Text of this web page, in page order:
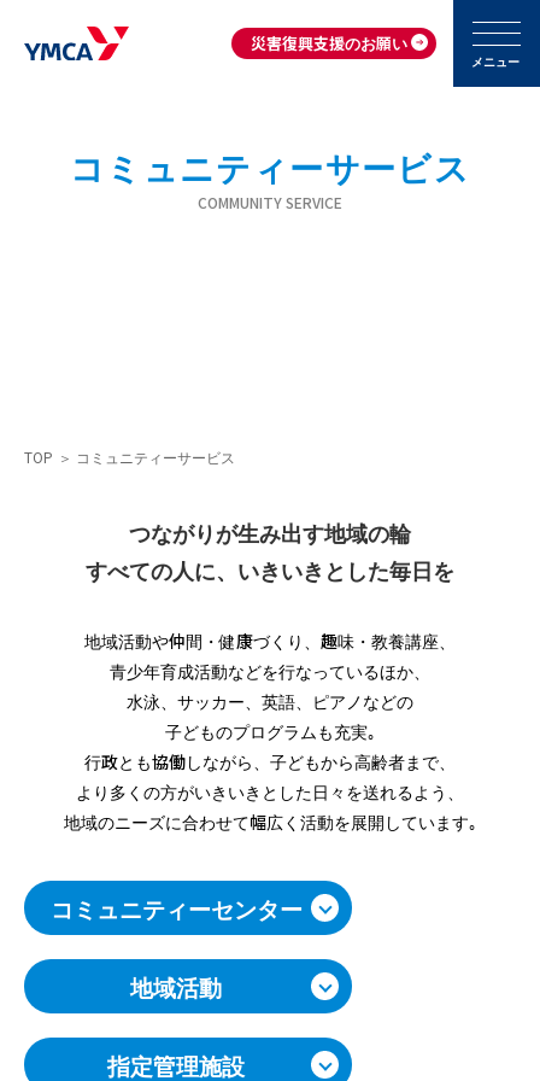
災害復興支援のお願い
メニュー
コミュニティーサービス
COMMUNITY SERVICE
つながりが生み出す地域の輪
地域活動や仲間・健康づくり、趣味・教養講座、
青少年育成活動などを行なっているほか、
水泳、サッカー、英語、ピアノなどの
子どものプログラムも充実｡
行政とも協働しながら、子どもから高齢者まで、
より多くの方がいきいきとした日々を送れるよう、
コミュニティーセンター
地域活動